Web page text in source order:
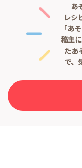
あ
レシ
「あ
稿主
たあ
で、